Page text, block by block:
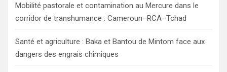
Mobilité pastorale et contamination au Mercure dans le
corridor de transhumance : Cameroun–RCA–Tchad
Santé et agriculture : Baka et Bantou de Mintom face aux
dangers des engrais chimiques